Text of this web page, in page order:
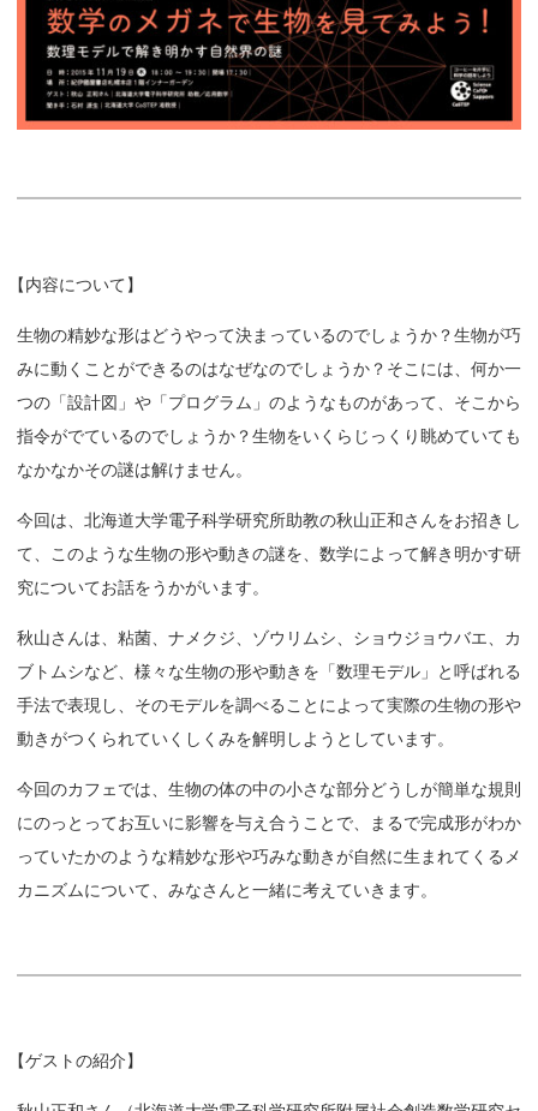
【内容について】
生物の精妙な形はどうやって決まっているのでしょうか？生物が巧
みに動くことができるのはなぜなのでしょうか？そこには、何か一
つの「設計図」や「プログラム」のようなものがあって、そこから
指令がでているのでしょうか？生物をいくらじっくり眺めていても
なかなかその謎は解けません。
今回は、北海道大学電子科学研究所助教の秋山正和さんをお招きし
て、このような生物の形や動きの謎を、数学によって解き明かす研
究についてお話をうかがいます。
秋山さんは、粘菌、ナメクジ、ゾウリムシ、ショウジョウバエ、カ
ブトムシなど、様々な生物の形や動きを「数理モデル」と呼ばれる
手法で表現し、そのモデルを調べることによって実際の生物の形や
動きがつくられていくしくみを解明しようとしています。
今回のカフェでは、生物の体の中の小さな部分どうしが簡単な規則
にのっとってお互いに影響を与え合うことで、まるで完成形がわか
っていたかのような精妙な形や巧みな動きが自然に生まれてくるメ
カニズムについて、みなさんと一緒に考えていきます。
【ゲストの紹介】